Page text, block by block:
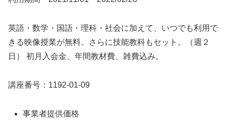
英語・数学・国語・理科・社会に加えて、いつでも利用で
きる映像授業が無料。さらに技能教科もセット。（週２
日） 初月入会金、年間教材費、雑費込み。
講座番号：1192-01-09
事業者提供価格